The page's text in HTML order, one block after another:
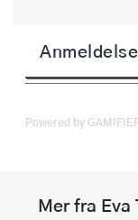
Powered by
Mer fra Eva